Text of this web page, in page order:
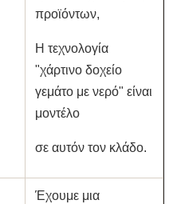
προϊόντων,
Η τεχνολογία
"χάρτινο δοχείο
γεμάτο με νερό" είναι
μοντέλο
σε αυτόν τον κλάδο.
Έχουμε μια